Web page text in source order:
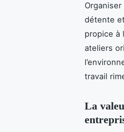
détente
propice à
ateliers
travail
La